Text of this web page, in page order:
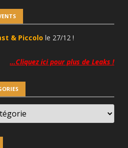
& Piccolo le 27/12 !
…Cliquez ici pour plus de Leaks !